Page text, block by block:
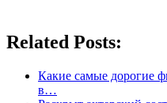
Related Posts:
Какие самые дорогие
в…